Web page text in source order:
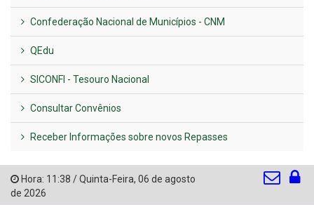
Confederação Nacional de Municípios - CNM
QEdu
SICONFI - Tesouro Nacional
Consultar Convênios
Receber Informações sobre novos Repasses
Hora: 11:38 /Quinta-Feira, 06 de agosto
de 2026